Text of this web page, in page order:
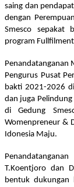
saing dan
dengan
Smesco sepakat
program
Penandatanganan
Pengurus Pusat
bakti 2021-2026
dan juga
di Gedung
Womenpreneur &
Idonesia Maju.
T.Koentjoro dan
bentuk dukungan